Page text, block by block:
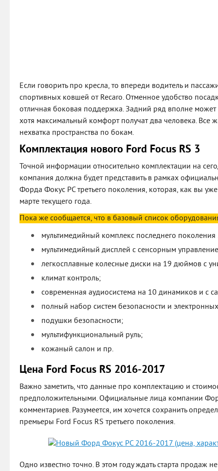
Если говорить про кресла, то впереди водитель и
спортивных ковшей от Recaro. Отменное удобство
отличная боковая поддержка. Задний ряд вполне может
хотя максимальный комфорт получат два человека. Все
нехватка пространства по бокам.
Комплектация нового Ford Focus RS 3
Точной информации относительно комплектации на
компания должна будет представить в рамках
Форда Фокус РС третьего поколения, которая, как вы
марте текущего года.
Пока же сообщается, что в базовый список
мультимедийный комплекс последнего поколения
мультимедийный дисплей с сенсорным
легкосплавные колесные диски на 19 дюймов с
климат контроль;
современная аудиосистема на 10 динамиков и с
полный набор систем безопасности и
подушки безопасности;
мультифункциональный руль;
кожаный салон и пр.
Цена Ford Focus RS 2016-2017
Важно заметить, что данные про комплектацию и
предположительными. Официальные лица компании
комментариев. Разумеется, им хочется сохранить
премьеры Ford Focus RS третьего поколения.
Одно известно точно. В этом году ждать старта продаж